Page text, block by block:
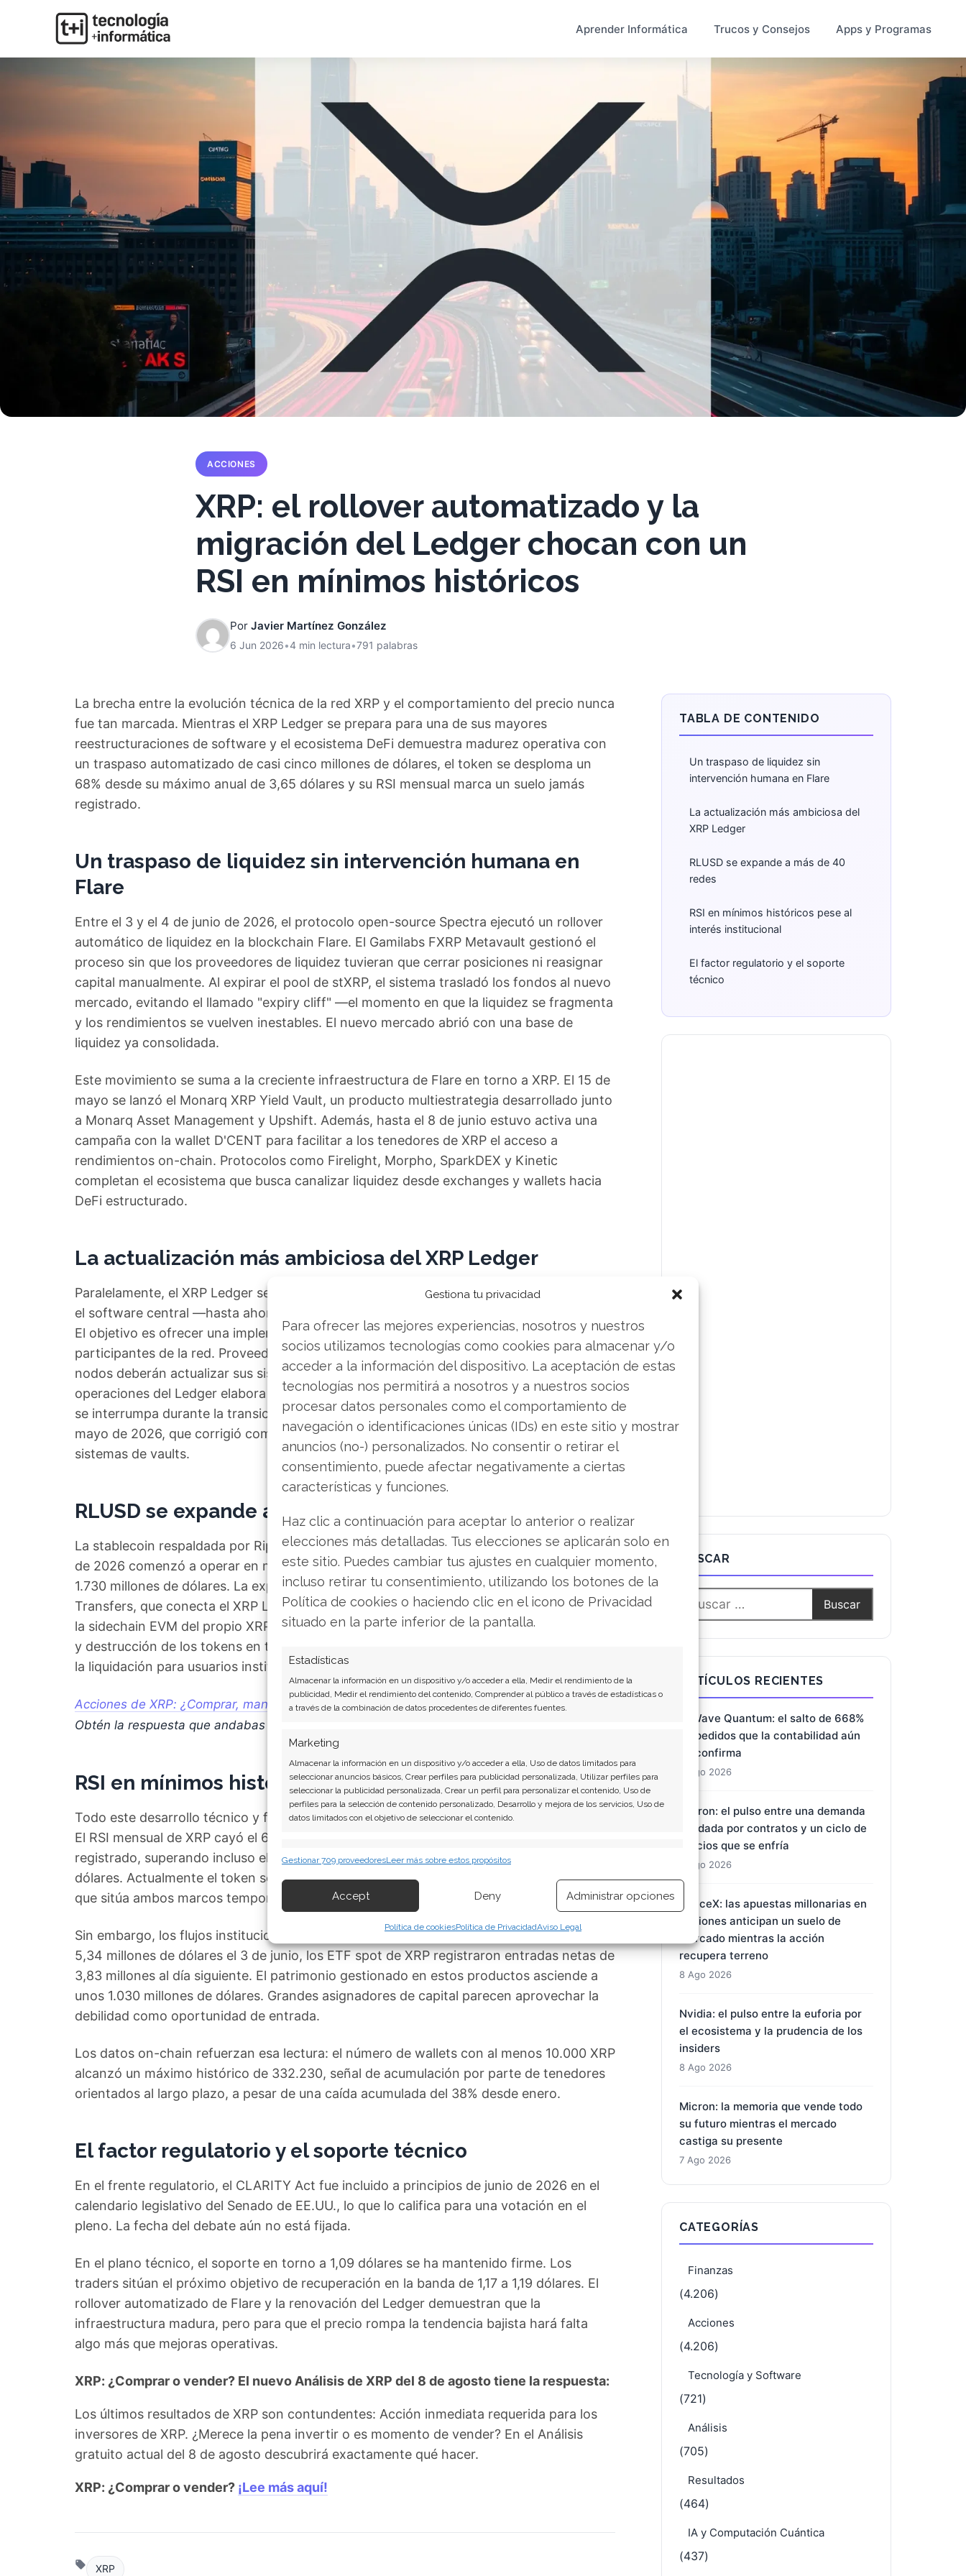
Gestiona tu privacidad
Para ofrecer las mejores experiencias, nosotros y nuestros
socios utilizamos tecnologías como cookies para almacenar y/o
acceder a la información del dispositivo. La aceptación de estas
tecnologías nos permitirá a nosotros y a nuestros socios
procesar datos personales como el comportamiento de
navegación o identificaciones únicas (IDs) en este sitio y mostrar
anuncios (no-) personalizados. No consentir o retirar el
consentimiento, puede afectar negativamente a ciertas
características y funciones.
Haz clic a continuación para aceptar lo anterior o realizar
elecciones más detalladas. Tus elecciones se aplicarán solo en
este sitio. Puedes cambiar tus ajustes en cualquier momento,
incluso retirar tu consentimiento, utilizando los botones de la
Política de cookies o haciendo clic en el icono de Privacidad
situado en la parte inferior de la pantalla.
Estadísticas
Almacenar la información en un dispositivo y/o acceder a ella, Medir el rendimiento de la
publicidad, Medir el rendimiento del contenido, Comprender al público a través de estadísticas o
a través de la combinación de datos procedentes de diferentes fuentes.
Marketing
Almacenar la información en un dispositivo y/o acceder a ella, Uso de datos limitados para
seleccionar anuncios básicos, Crear perfiles para publicidad personalizada, Utilizar perfiles para
seleccionar la publicidad personalizada, Crear un perfil para personalizar el contenido, Uso de
perfiles para la selección de contenido personalizado, Desarrollo y mejora de los servicios, Uso de
datos limitados con el objetivo de seleccionar el contenido.
información transmitida de forma automática.
Garantizar la seguridad, evitar y detectar fraudes, y eliminar
fallos, Ofrecer y presentar publicidad y contenido, Guardar y
comunicar las preferencias de privacidad.
Siempre activo
Gestionar 709 proveedoresLeer más sobre estos propósitos
Accept Deny Administrar opciones
Política de cookiesPolítica de PrivacidadAviso Legal
Aprender Informática Trucos y Consejos Apps y Programas
ACCIONES
XRP: el rollover automatizado y la
migración del Ledger chocan con un
RSI en mínimos históricos
Por Javier Martínez González
6 Jun 2026•4 min lectura•791 palabras
La brecha entre la evolución técnica de la red XRP y el comportamiento del precio nunca
fue tan marcada. Mientras el XRP Ledger se prepara para una de sus mayores
reestructuraciones de software y el ecosistema DeFi demuestra madurez operativa con
un traspaso automatizado de casi cinco millones de dólares, el token se desploma un
68% desde su máximo anual de 3,65 dólares y su RSI mensual marca un suelo jamás
registrado.
Un traspaso de liquidez sin intervención humana en
Flare
Entre el 3 y el 4 de junio de 2026, el protocolo open-source Spectra ejecutó un rollover
automático de liquidez en la blockchain Flare. El Gamilabs FXRP Metavault gestionó el
proceso sin que los proveedores de liquidez tuvieran que cerrar posiciones ni reasignar
capital manualmente. Al expirar el pool de stXRP, el sistema trasladó los fondos al nuevo
mercado, evitando el llamado "expiry cliff" —el momento en que la liquidez se fragmenta
y los rendimientos se vuelven inestables. El nuevo mercado abrió con una base de
liquidez ya consolidada.
Este movimiento se suma a la creciente infraestructura de Flare en torno a XRP. El 15 de
mayo se lanzó el Monarq XRP Yield Vault, un producto multiestrategia desarrollado junto
a Monarq Asset Management y Upshift. Además, hasta el 8 de junio estuvo activa una
campaña con la wallet D'CENT para facilitar a los tenedores de XRP el acceso a
rendimientos on-chain. Protocolos como Firelight, Morpho, SparkDEX y Kinetic
completan el ecosistema que busca canalizar liquidez desde exchanges y wallets hacia
DeFi estructurado.
La actualización más ambiciosa del XRP Ledger
Paralelamente, el XRP Ledger se prepara para un cambio de calado. Con la versión 3.2.0,
el software central —hasta ahora conocido como "rippled"— pasará a llamarse "xrpld".
El objetivo es ofrecer una implementación de referencia unificada para todos los
participantes de la red. Proveedores de infraestructura, validadores y operadores de
nodos deberán actualizar sus sistemas antes de la migración a la mainnet. El equipo de
operaciones del Ledger elabora un manual técnico para garantizar que el consenso no
se interrumpa durante la transición. Este update llega tras la versión 3.1.3, activada en
mayo de 2026, que corrigió componentes críticos del protocolo de crédito y los
sistemas de vaults.
RLUSD se expande a más de 40 redes
La stablecoin respaldada por Ripple, RLUSD, también acelera su adopción. El 4 de junio
de 2026 comenzó a operar en más de 40 blockchains, con una oferta circulante de unos
1.730 millones de dólares. La expansión utiliza el framework Wormhole Native Token
Transfers, que conecta el XRP Ledger con varias capas 2 de Ethereum: Base, Optimism y
la sidechain EVM del propio XRPL. Ripple mantiene el control directo sobre la acuñación
y destrucción de los tokens en todas las cadenas, con el objetivo de mejorar la liquidez y
la liquidación para usuarios institucionales.
Acciones de XRP: ¿Comprar, mantener o vender? Descarga gratuita de tu análisis de XRP
Obtén la respuesta que andabas buscando.
RSI en mínimos históricos pese al interés institucional
Todo este desarrollo técnico y financiero contrasta con la debilidad extrema del precio.
El RSI mensual de XRP cayó el 6 de junio de 2026 a 41,62, el nivel más bajo jamás
registrado, superando incluso el mínimo de 43,75 de 2020, cuando XRP cotizaba a 0,11
dólares. Actualmente el token se negocia a 1,17 dólares, con un RSI de 14 días en 23,2, lo
que sitúa ambos marcos temporales en territorio de sobreventa simultánea.
Sin embargo, los flujos institucionales pintan un panorama distinto. Tras salidas netas de
5,34 millones de dólares el 3 de junio, los ETF spot de XRP registraron entradas netas de
3,83 millones al día siguiente. El patrimonio gestionado en estos productos asciende a
unos 1.030 millones de dólares. Grandes asignadores de capital parecen aprovechar la
debilidad como oportunidad de entrada.
Los datos on-chain refuerzan esa lectura: el número de wallets con al menos 10.000 XRP
alcanzó un máximo histórico de 332.230, señal de acumulación por parte de tenedores
orientados al largo plazo, a pesar de una caída acumulada del 38% desde enero.
El factor regulatorio y el soporte técnico
En el frente regulatorio, el CLARITY Act fue incluido a principios de junio de 2026 en el
calendario legislativo del Senado de EE.UU., lo que lo califica para una votación en el
pleno. La fecha del debate aún no está fijada.
En el plano técnico, el soporte en torno a 1,09 dólares se ha mantenido firme. Los
traders sitúan el próximo objetivo de recuperación en la banda de 1,17 a 1,19 dólares. El
rollover automatizado de Flare y la renovación del Ledger demuestran que la
infraestructura madura, pero para que el precio rompa la tendencia bajista hará falta
algo más que mejoras operativas.
XRP: ¿Comprar o vender? El nuevo Análisis de XRP del 8 de agosto tiene la respuesta:
Los últimos resultados de XRP son contundentes: Acción inmediata requerida para los
inversores de XRP. ¿Merece la pena invertir o es momento de vender? En el Análisis
gratuito actual del 8 de agosto descubrirá exactamente qué hacer.
XRP: ¿Comprar o vender? ¡Lee más aquí!
XRP
TABLA DE CONTENIDO
Un traspaso de liquidez sin
intervención humana en Flare
La actualización más ambiciosa del
XRP Ledger
RLUSD se expande a más de 40
redes
RSI en mínimos históricos pese al
interés institucional
El factor regulatorio y el soporte
técnico
BUSCAR
ARTÍCULOS RECIENTES
D-Wave Quantum: el salto de 668%
en pedidos que la contabilidad aún
no confirma
8 Ago 2026
Micron: el pulso entre una demanda
blindada por contratos y un ciclo de
precios que se enfría
8 Ago 2026
SpaceX: las apuestas millonarias en
opciones anticipan un suelo de
mercado mientras la acción
recupera terreno
8 Ago 2026
Nvidia: el pulso entre la euforia por
el ecosistema y la prudencia de los
insiders
8 Ago 2026
Micron: la memoria que vende todo
su futuro mientras el mercado
castiga su presente
7 Ago 2026
CATEGORÍAS
Finanzas
(4.206)
Acciones
(4.206)
Tecnología y Software
(721)
Análisis
(705)
Resultados
(464)
IA y Computación Cuántica
(437)